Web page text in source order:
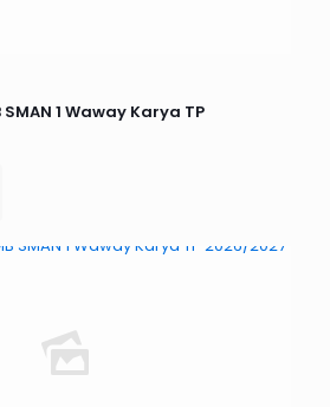
1 Waway Karya TP